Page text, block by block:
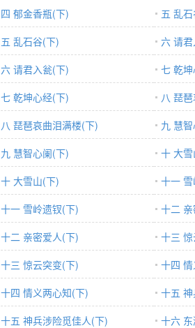
四 郁金香瓶(下)
五 乱
五 乱石谷(下)
六 请
六 请君入瓮(下)
七 乾
七 乾坤心经(下)
八 琵
八 琵琶哀曲泪满楼(下)
九 慧
九 慧智心阑(下)
十 大
十 大雪山(下)
十一
十一 雪岭遗钗(下)
十二
十二 亲密爱人(下)
十三
十三 惊云突变(下)
十四
十四 情义两心知(下)
十五
十五 神兵涉险觅佳人(下)
十六